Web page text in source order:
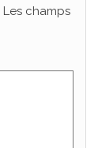
Les champs